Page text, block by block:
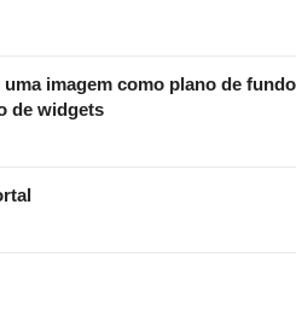
imagem como plano de
de widgets